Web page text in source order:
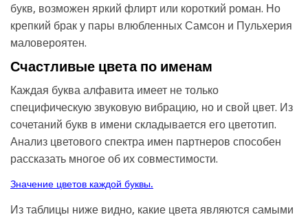
букв, возможен яркий флирт или короткий роман. Но
крепкий брак у пары влюбленных Самсон и Пульхерия
маловероятен.
Счастливые цвета по именам
Каждая буква алфавита имеет не только
специфическую звуковую вибрацию, но и свой цвет. Из
сочетаний букв в имени складывается его цветотип.
Анализ цветового спектра имен партнеров способен
рассказать многое об их совместимости.
Значение цветов каждой буквы.
Из таблицы ниже видно, какие цвета являются самыми